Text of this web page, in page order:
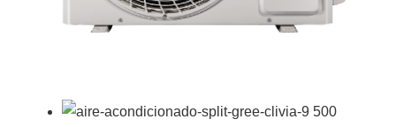
Ver todos los resultados
500